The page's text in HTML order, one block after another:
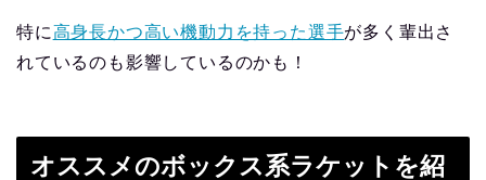
特に高身長かつ高い機動力を持った選手が多く輩出さ
れているのも影響しているのかも！
オススメのボックス系ラケットを紹